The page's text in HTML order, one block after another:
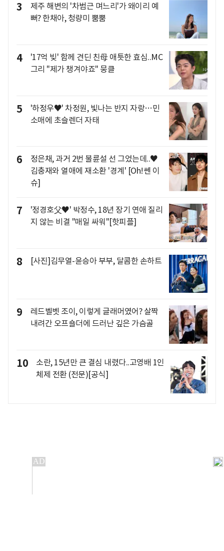
3
제주 해변의 '차범근 며느리'가 왜이리 예
뻐? 한채아, 청량미 뿜뿜
4
'17억 빚' 함께 견딘 친母 애틋한 효심..MC
그리 "제가 챙겨야죠" 뭉클
5
'하정우♥' 차정원, 빛나는 반지 자랑…민
소매에 초슬렌더 자태
6
정은채, 과거 2번 불륜설 선 그었는데..♥
김충재와 열애에 재소환 '경계' [Oh!쎈 이
슈]
7
'정경호父♥' 박정수, 18년 장기 연애 질리
지 않는 비결 "매일 싸워"[핫피플]
8 [사진]김무열-윤승아 부부, 달콤한 손하트
9
레드벨벳 조이, 이렇게 글래머였어? 살짝
내려간 오프숄더에 드러난 깊은 가슴골
10
소란, 15년만 큰 결심 내렸다..고영배 1인
체제 전환 (전문)[공식]